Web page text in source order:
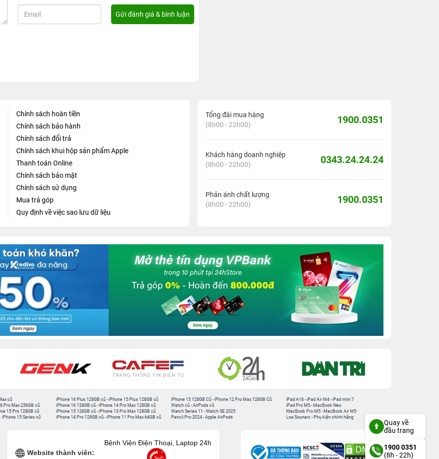
Chính sách hoàn tiền
Chính sách bảo hành
Chính sách đổi trả
Chính sách khui hộp sản phẩm Apple
Thanh toán Online
Chính sách bảo mật
Chính sách sử dụng
Mua trả góp
Quy định về việc sao lưu dữ liệu
Tổng đài mua hàng
(8h00 - 22h00)
1900.0351
Khách hàng doanh nghiệp
(8h00 - 22h00)
0343.24.24.24
Phản ánh chất lượng
(8h00 - 22h00)
1900.0351
cũ
Pro Max 256GB cũ
15 Pro 128GB cũ
iPhone 15 Series cũ
iPhone 16 Plus 128GB cũ -iPhone 15 Plus 128GB cũ
iPhone 16 128GB cũ -iPhone 14 Pro Max 128GB cũ
iPhone 15 128GB cũ -iPhone 13 Pro Max 128GB cũ
iPhone 14 Pro 128GB cũ -iPhone 11 Pro Max 64GB cũ
iPhone 13 128GB Cũ -iPhone 12 Pro Max 128GB Cũ
Watch cũ -AirPods cũ
Watch Series 11 -Watch SE 2025
Pencil Pro 2024 -Apple AirPods
iPad A16 -iPad Air M4 -iPad mini 7
iPad Pro M5 - MacBook Neo
MacBook Pro M5 - MacBook Air M5
Loa Sounarc - Phụ kiện chính hãng
Website thành viên:
Bệnh Viện Điện Thoại, Laptop 24h
Quay về
đầu trang
1900 0351
(8h - 22h)